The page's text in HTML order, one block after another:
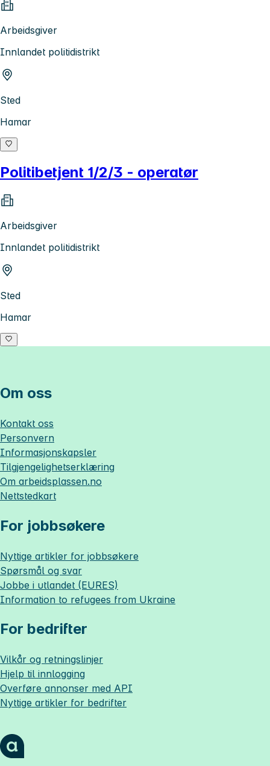
Arbeidsgiver
Innlandet politidistrikt
Sted
Hamar
Politibetjent 1/2/3 - operatør
Arbeidsgiver
Innlandet politidistrikt
Sted
Hamar
Om oss
Kontakt oss
Personvern
Informasjonskapsler
Tilgjengelighetserklæring
Om arbeidsplassen.no
Nettstedkart
For jobbsøkere
Nyttige artikler for jobbsøkere
Spørsmål og svar
Jobbe i utlandet (EURES)
Information to refugees from Ukraine
For bedrifter
Vilkår og retningslinjer
Hjelp til innlogging
Overføre annonser med API
Nyttige artikler for bedrifter